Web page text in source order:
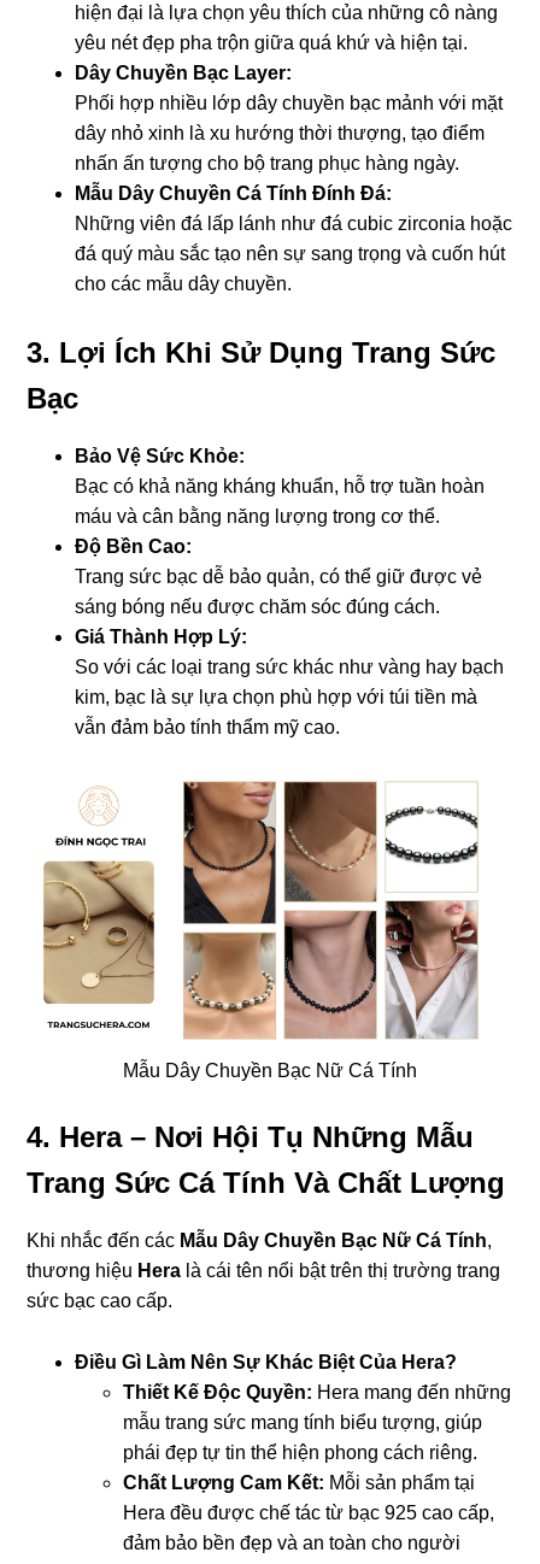
hiện đại là lựa chọn yêu thích của những cô nàng
yêu nét đẹp pha trộn giữa quá khứ và hiện tại.
Dây Chuyền Bạc Layer:
Phối hợp nhiều lớp dây chuyền bạc mảnh với mặt
dây nhỏ xinh là xu hướng thời thượng, tạo điểm
nhấn ấn tượng cho bộ trang phục hàng ngày.
Mẫu Dây Chuyền Cá Tính Đính Đá:
Những viên đá lấp lánh như đá cubic zirconia hoặc
đá quý màu sắc tạo nên sự sang trọng và cuốn hút
cho các mẫu dây chuyền.
3. Lợi Ích Khi Sử Dụng Trang Sức
Bạc
Bảo Vệ Sức Khỏe:
Bạc có khả năng kháng khuẩn, hỗ trợ tuần hoàn
máu và cân bằng năng lượng trong cơ thể.
Độ Bền Cao:
Trang sức bạc dễ bảo quản, có thể giữ được vẻ
sáng bóng nếu được chăm sóc đúng cách.
Giá Thành Hợp Lý:
So với các loại trang sức khác như vàng hay bạch
kim, bạc là sự lựa chọn phù hợp với túi tiền mà
vẫn đảm bảo tính thẩm mỹ cao.
Mẫu Dây Chuyền Bạc Nữ Cá Tính
4. Hera – Nơi Hội Tụ Những Mẫu
Trang Sức Cá Tính Và Chất Lượng
Khi nhắc đến các Mẫu Dây Chuyền Bạc Nữ Cá Tính,
thương hiệu Hera là cái tên nổi bật trên thị trường trang
sức bạc cao cấp.
Điều Gì Làm Nên Sự Khác Biệt Của Hera?
Thiết Kế Độc Quyền: Hera mang đến những
mẫu trang sức mang tính biểu tượng, giúp
phái đẹp tự tin thể hiện phong cách riêng.
Chất Lượng Cam Kết: Mỗi sản phẩm tại
Hera đều được chế tác từ bạc 925 cao cấp,
đảm bảo bền đẹp và an toàn cho người